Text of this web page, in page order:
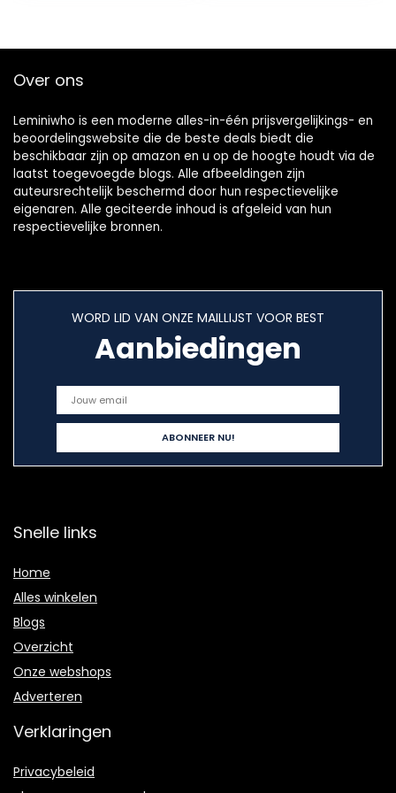
Over ons
Leminiwho is een moderne alles-in-één prijsvergelijkings- en
beoordelingswebsite die de beste deals biedt die
beschikbaar zijn op amazon en u op de hoogte houdt via de
laatst toegevoegde blogs. Alle afbeeldingen zijn
auteursrechtelijk beschermd door hun respectievelijke
eigenaren. Alle geciteerde inhoud is afgeleid van hun
respectievelijke bronnen.
WORD LID VAN ONZE MAILLIJST VOOR BEST
Aanbiedingen
Snelle links
Home
Alles winkelen
Blogs
Overzicht
Onze webshops
Adverteren
Verklaringen
Privacybeleid